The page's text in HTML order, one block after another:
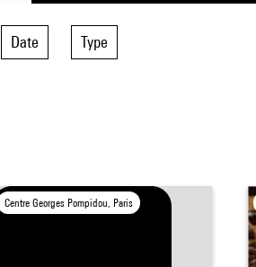
Date Type
Centre Georges Pompidou, Paris